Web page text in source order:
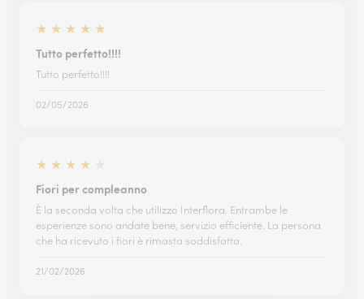
★ ★ ★ ★ ★
Tutto perfetto!!!!
Tutto perfetto!!!!
02/05/2026
★ ★ ★ ★
Fiori per compleanno
È la seconda volta che utilizzo Interflora. Entrambe le
esperienze sono andate bene, servizio efficiente. La persona
che ha ricevuto i fiori è rimasta soddisfatta.
21/02/2026